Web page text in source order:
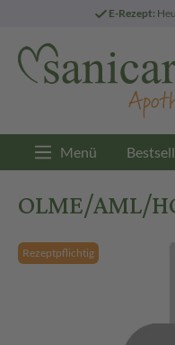
E-Rezept:
Menü
OLME/AML/
Rezeptpflichtig